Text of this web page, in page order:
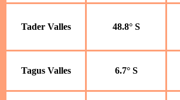
Tader Valles 48.8° S
Tagus Valles 6.7° S